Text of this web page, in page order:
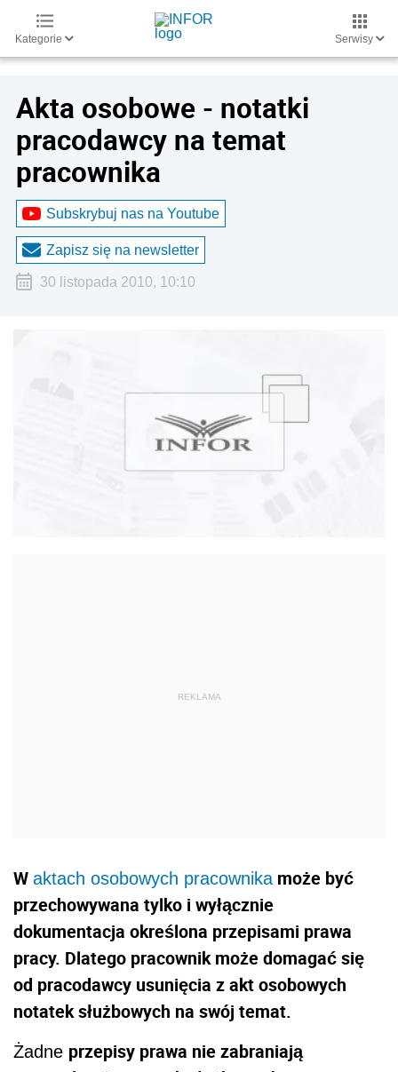
Kategorie Serwisy
Akta osobowe - notatki
pracodawcy na temat
pracownika
Subskrybuj nas na Youtube
Zapisz się na newsletter
30 listopada 2010, 10:10
W aktach osobowych pracownikamoże być
przechowywana tylko i wyłącznie
dokumentacja określona przepisami prawa
pracy. Dlatego pracownik może domagać się
od pracodawcy usunięcia z akt osobowych
notatek służbowych na swój temat.
Żadne przepisy prawa nie zabraniają